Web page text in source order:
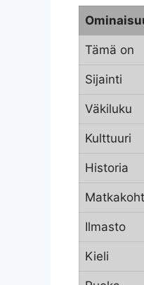
Tämä on
Sijainti
Väkiluku
Kulttuuri
Historia
Ilmasto
Kieli